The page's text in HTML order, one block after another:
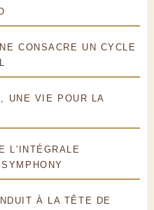
CONSACRE UN CYCLE
UNE VIE POUR LA
L'INTÉGRALE
À LA TÊTE DE